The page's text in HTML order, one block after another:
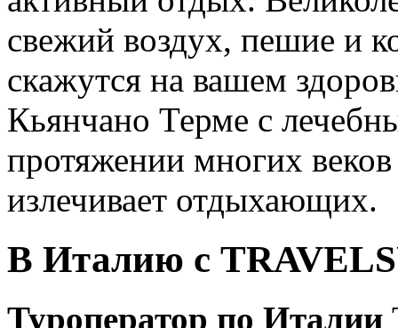
свежий воздух, пешие и
скажутся на вашем
Кьянчано Терме с
протяжении многих
излечивает отдыхающих.
В Италию с
Туроператор по Италии